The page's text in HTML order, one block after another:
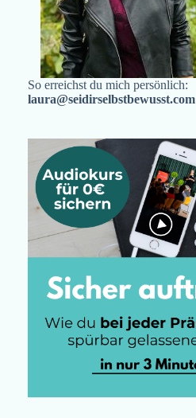
So erreichst du mich persönlich:
laura@seidirselbstbewusst.com